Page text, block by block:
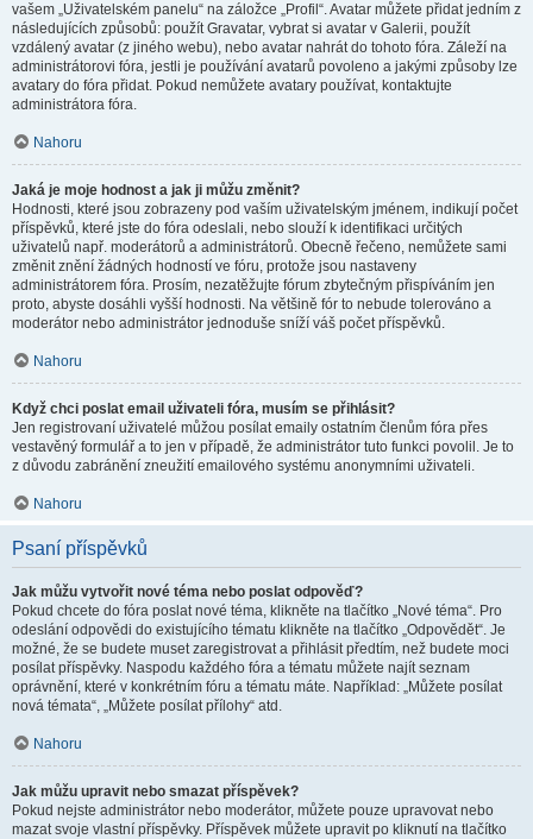
vašem „Uživatelském panelu“ na záložce „Profil“. Avatar můžete přidat jedním z
následujících způsobů: použít Gravatar, vybrat si avatar v Galerii, použít
vzdálený avatar (z jiného webu), nebo avatar nahrát do tohoto fóra. Záleží na
administrátorovi fóra, jestli je používání avatarů povoleno a jakými způsoby lze
avatary do fóra přidat. Pokud nemůžete avatary používat, kontaktujte
administrátora fóra.
Nahoru
Jaká je moje hodnost a jak ji můžu změnit?
Hodnosti, které jsou zobrazeny pod vaším uživatelským jménem, indikují počet
příspěvků, které jste do fóra odeslali, nebo slouží k identifikaci určitých
uživatelů např. moderátorů a administrátorů. Obecně řečeno, nemůžete sami
změnit znění žádných hodností ve fóru, protože jsou nastaveny
administrátorem fóra. Prosím, nezatěžujte fórum zbytečným přispíváním jen
proto, abyste dosáhli vyšší hodnosti. Na většině fór to nebude tolerováno a
moderátor nebo administrátor jednoduše sníží váš počet příspěvků.
Nahoru
Když chci poslat email uživateli fóra, musím se přihlásit?
Jen registrovaní uživatelé můžou posílat emaily ostatním členům fóra přes
vestavěný formulář a to jen v případě, že administrátor tuto funkci povolil. Je to
z důvodu zabránění zneužití emailového systému anonymními uživateli.
Nahoru
Psaní příspěvků
Jak můžu vytvořit nové téma nebo poslat odpověď?
Pokud chcete do fóra poslat nové téma, klikněte na tlačítko „Nové téma“. Pro
odeslání odpovědi do existujícího tématu klikněte na tlačítko „Odpovědět“. Je
možné, že se budete muset zaregistrovat a přihlásit předtím, než budete moci
posílat příspěvky. Naspodu každého fóra a tématu můžete najít seznam
oprávnění, které v konkrétním fóru a tématu máte. Například: „Můžete posílat
nová témata“, „Můžete posílat přílohy“ atd.
Nahoru
Jak můžu upravit nebo smazat příspěvek?
Pokud nejste administrátor nebo moderátor, můžete pouze upravovat nebo
mazat svoje vlastní příspěvky. Příspěvek můžete upravit po kliknutí na tlačítko